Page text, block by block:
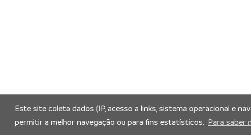
Este site coleta dados (IP, acesso a links, sistema operacional e
permitir a melhor navegação ou para fins estatísticos. Para saber